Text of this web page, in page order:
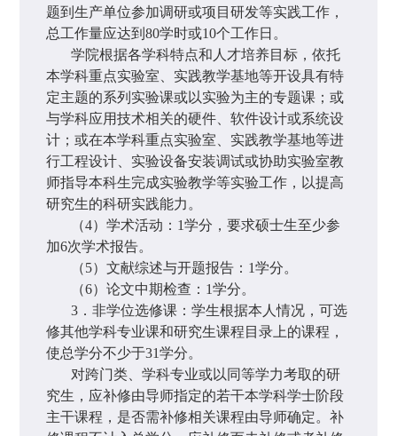
题到生产单位参加调研或项目研发等实践工作，
总工作量应达到80学时或10个工作日。
学院根据各学科特点和人才培养目标，依托
本学科重点实验室、实践教学基地等开设具有特
定主题的系列实验课或以实验为主的专题课；或
与学科应用技术相关的硬件、软件设计或系统设
计；或在本学科重点实验室、实践教学基地等进
行工程设计、实验设备安装调试或协助实验室教
师指导本科生完成实验教学等实验工作，以提高
研究生的科研实践能力。
（4）学术活动： 1学分，要求硕士生至少参
加6次学术报告。
（5）文献综述与开题报告： 1学分。
（6）论文中期检查： 1学分。
3 ．非学位选修课：学生根据本人情况，可选
修其他学科专业课和研究生课程目录上的课程，
使总学分不少于31学分。
对跨门类、学科专业或以同等学力考取的研
究生，应补修由导师指定的若干本学科学士阶段
主干课程，是否需补修相关课程由导师确定。补